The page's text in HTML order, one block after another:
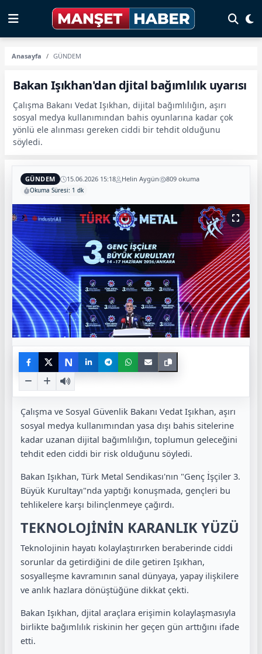
Anasayfa GÜNDEM
Bakan Işıkhan'dan djital bağımlılık uyarısı
Çalışma Bakanı Vedat Işıkhan, dijital bağımlılığın, aşırı
sosyal medya kullanımından bahis oyunlarına kadar çok
yönlü ele alınması gereken ciddi bir tehdit olduğunu
söyledi.
GÜNDEM 15.06.2026 15:18 Helin Aygün 809 okuma
Okuma Süresi: 1 dk
N
Çalışma ve Sosyal Güvenlik Bakanı Vedat Işıkhan, aşırı
sosyal medya kullanımından yasa dışı bahis sitelerine
kadar uzanan dijital bağımlılığın, toplumun geleceğini
tehdit eden ciddi bir risk olduğunu söyledi.
Bakan Işıkhan, Türk Metal Sendikası'nın "Genç İşçiler 3.
Büyük Kurultayı"nda yaptığı konuşmada, gençleri bu
tehlikelere karşı bilinçlenmeye çağırdı.
TEKNOLOJİNİN KARANLIK YÜZÜ
Teknolojinin hayatı kolaylaştırırken beraberinde ciddi
sorunlar da getirdiğini de dile getiren Işıkhan,
sosyalleşme kavramının sanal dünyaya, yapay ilişkilere
ve anlık hazlara dönüştüğüne dikkat çekti.
Bakan Işıkhan, djital araçlara erişimin kolaylaşmasıyla
birlikte bağımlılık riskinin her geçen gün arttığını ifade
etti.